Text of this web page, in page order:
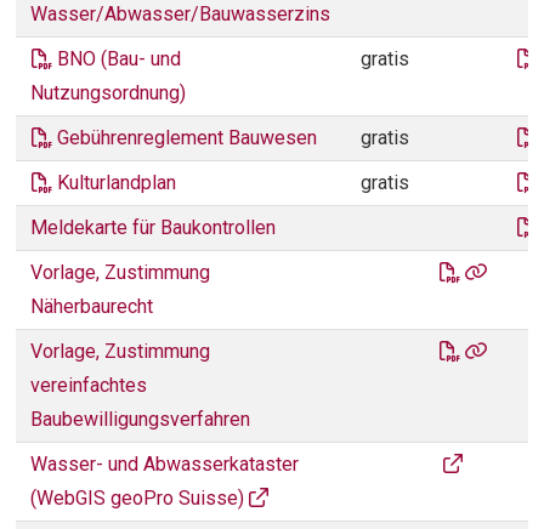
Wasser/Abwasser/Bauwasserzins
BNO (Bau- und
Nutzungsordnung)
gratis
Gebührenreglement Bauwesen gratis
Kulturlandplan
gratis
Meldekarte für Baukontrollen
Vorlage, Zustimmung
Näherbaurecht
Vorlage, Zustimmung
vereinfachtes
Baubewilligungsverfahren
Wasser- und Abwasserkataster
(WebGIS geoPro Suisse)